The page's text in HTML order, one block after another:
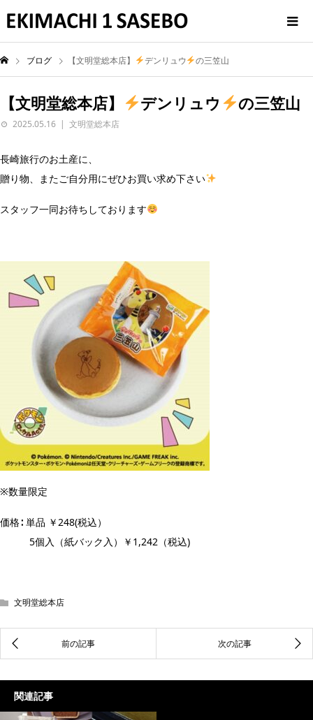
ブログ 【文明堂総本店】 デンリュウ の三笠山
【文明堂総本店】 デンリュウ の三笠山
2025.05.16 文明堂総本店
長崎旅行のお土産に、
贈り物、またご自分用にぜひお買い求め下さい
スタッフ一同お待ちしております
※数量限定
価格∶ 単品 ￥248(税込）
5個入（紙バック入）￥1,242（税込)
文明堂総本店
関連記事